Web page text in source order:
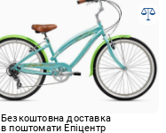
Безкоштовна доставка
в поштомати Епіцентр